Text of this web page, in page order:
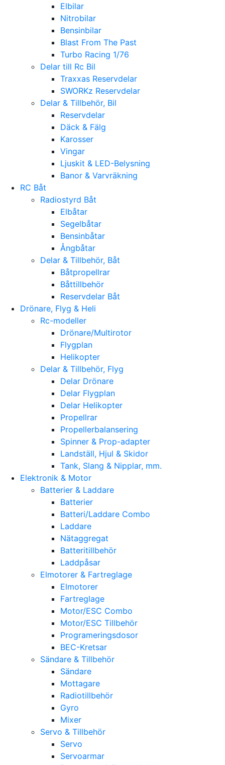
Elbilar
Nitrobilar
Bensinbilar
Blast From The Past
Turbo Racing 1/76
Delar till Rc Bil
Traxxas Reservdelar
SWORKz Reservdelar
Delar & Tillbehör, Bil
Reservdelar
Däck & Fälg
Karosser
Vingar
Ljuskit & LED-Belysning
Banor & Varvräkning
RC Båt
Radiostyrd Båt
Elbåtar
Segelbåtar
Bensinbåtar
Ångbåtar
Delar & Tillbehör, Båt
Båtpropellrar
Båttillbehör
Reservdelar Båt
Drönare, Flyg & Heli
Rc-modeller
Drönare/Multirotor
Flygplan
Helikopter
Delar & Tillbehör, Flyg
Delar Drönare
Delar Flygplan
Delar Helikopter
Propellrar
Propellerbalansering
Spinner & Prop-adapter
Landställ, Hjul & Skidor
Tank, Slang & Nipplar, mm.
Elektronik & Motor
Batterier & Laddare
Batterier
Batteri/Laddare Combo
Laddare
Nätaggregat
Batteritillbehör
Laddpåsar
Elmotorer & Fartreglage
Elmotorer
Fartreglage
Motor/ESC Combo
Motor/ESC Tillbehör
Programeringsdosor
BEC-Kretsar
Sändare & Tillbehör
Sändare
Mottagare
Radiotillbehör
Gyro
Mixer
Servo & Tillbehör
Servo
Servoarmar